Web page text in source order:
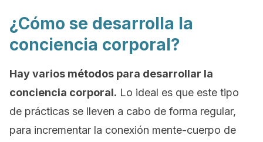
¿Cómo se desarrolla la
conciencia corporal?
Hay varios métodos para desarrollar la
conciencia corporal. Lo ideal es que este tipo
de prácticas se lleven a cabo de forma regular,
para incrementar la conexión mente-cuerpo de